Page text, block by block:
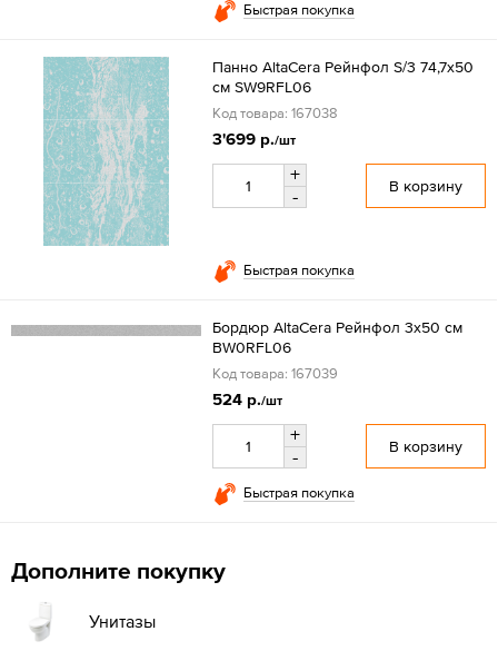
Быстрая покупка
Панно AltaCera Рейнфол S/3 74,7x50
см SW9RFL06
Код товара: 167038
3'699 р./шт
+
-
В корзину
Быстрая покупка
Бордюр AltaCera Рейнфол 3x50 см
BW0RFL06
Код товара: 167039
524 р./шт
+
-
В корзину
Быстрая покупка
Дополните покупку
Унитазы